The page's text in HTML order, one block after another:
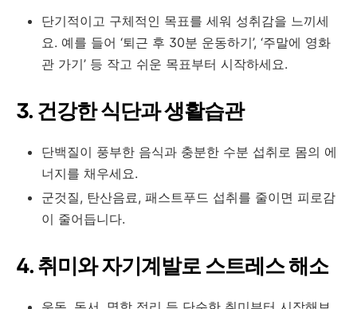
단기적이고 구체적인 목표를 세워 성취감을 느끼세
요. 예를 들어 ‘퇴근 후 30분 운동하기’, ‘주말에 영화
관 가기’ 등 작고 쉬운 목표부터 시작하세요.
3. 건강한 식단과 생활습관
단백질이 풍부한 음식과 충분한 수분 섭취로 몸의 에
너지를 채우세요.
군것질, 탄산음료, 패스트푸드 섭취를 줄이면 피로감
이 줄어듭니다.
4. 취미와 자기계발로 스트레스 해소